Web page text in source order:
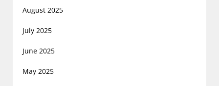
August 2025
July 2025
June 2025
May 2025